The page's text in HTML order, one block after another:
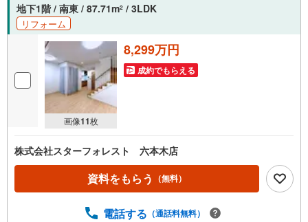
地下1階 / 南東 / 87.71m2 / 3LDK
リフォーム
画像11枚
8,299万円
成約でもらえる
株式会社スターフォレスト 六本木店
資料をもらう （無料）
電話する （通話料無料）